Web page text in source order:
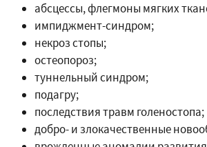
абсцессы, флегмоны мягких
импиджмент-синдром;
некроз стопы;
остеопороз;
туннельный синдром;
подагру;
последствия травм голеностопа;
добро- и злокачественные